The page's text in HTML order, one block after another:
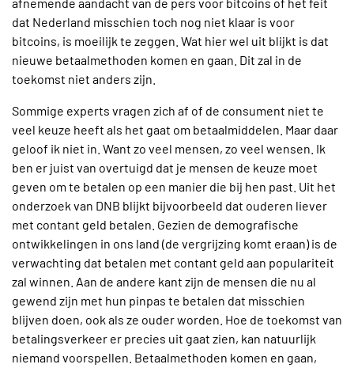
dat Nederland misschien toch nog niet klaar is voor
bitcoins, is moeilijk te zeggen. Wat hier wel uit blijkt is dat
nieuwe betaalmethoden komen en gaan. Dit zal in de
toekomst niet anders zijn.
Sommige experts vragen zich af of de consument niet te
veel keuze heeft als het gaat om betaalmiddelen. Maar daar
geloof ik niet in. Want zo veel mensen, zo veel wensen. Ik
ben er juist van overtuigd dat je mensen de keuze moet
geven om te betalen op een manier die bij hen past. Uit het
onderzoek van DNB blijkt bijvoorbeeld dat ouderen liever
met contant geld betalen. Gezien de demografische
ontwikkelingen in ons land (de vergrijzing komt eraan) is de
verwachting dat betalen met contant geld aan populariteit
zal winnen. Aan de andere kant zijn de mensen die nu al
gewend zijn met hun pinpas te betalen dat misschien
blijven doen, ook als ze ouder worden. Hoe de toekomst van
betalingsverkeer er precies uit gaat zien, kan natuurlijk
niemand voorspellen. Betaalmethoden komen en gaan,